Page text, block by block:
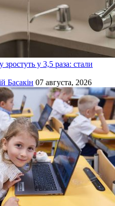
у 3,5 раза: стали
Басакін 07 августа, 2026